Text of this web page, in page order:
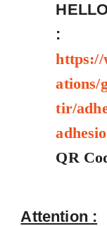
:
https://
ations/
tir/
QR
Attention :